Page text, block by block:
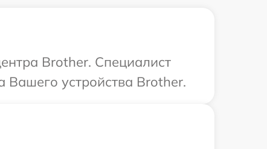
Brother. Специалист
Вашего устройства Brother.